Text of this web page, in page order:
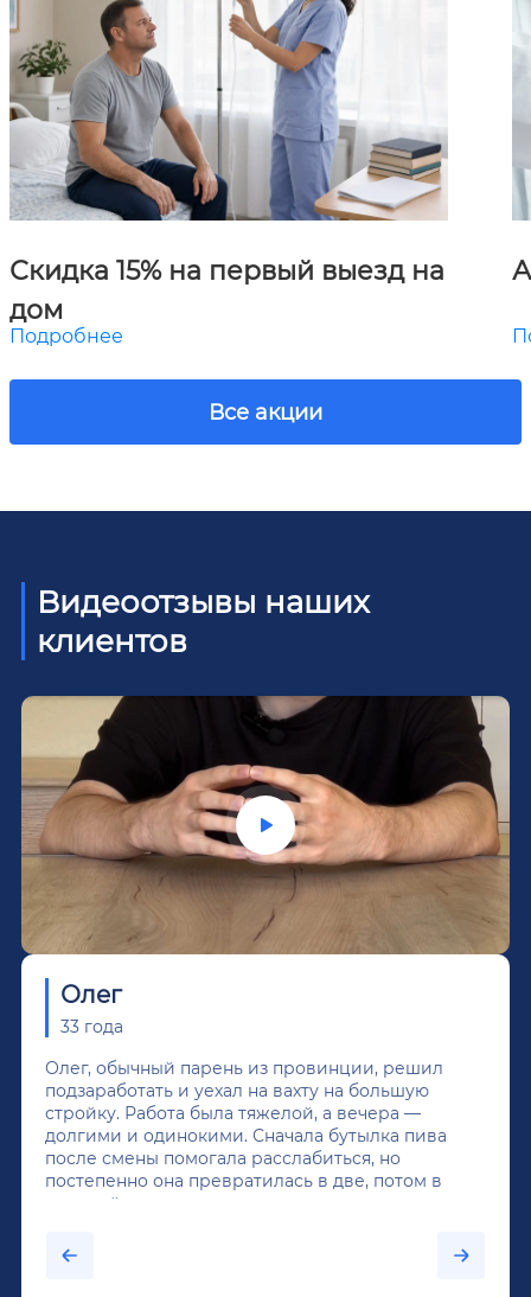
Скидка 15% на первый выезд на
дом
Подробнее
Все акции
Видеоотзывы наших
клиентов
Олег
33 года
Олег, обычный парень из провинции, решил
подзаработать и уехал на вахту на большую
стройку. Работа была тяжелой, а вечера —
долгими и одинокими. Сначала бутылка пива
после смены помогала расслабиться, но
постепенно она превратилась в две, потом в
крепкий алкоголь, и вот он уже пил почти
было назначено кодирование по методу
Довженко.